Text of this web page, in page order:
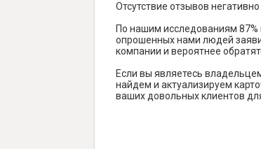
Отсутствие отзывов
По нашим исследованиям 87%
опрошенных нами людей
компании и вероятнее
Если вы являетесь
найдем и актуализируем
ваших довольных клиентов